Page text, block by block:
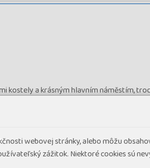
kostely a krásným hlavním náměstím,
a Chianti. Zastávka ve městečku
VAL D´ORCIA , která se stala častým
městečka plným krámků s věhlasným
webovej stránky, alebo môžu
zážitok. Niektoré cookies sú